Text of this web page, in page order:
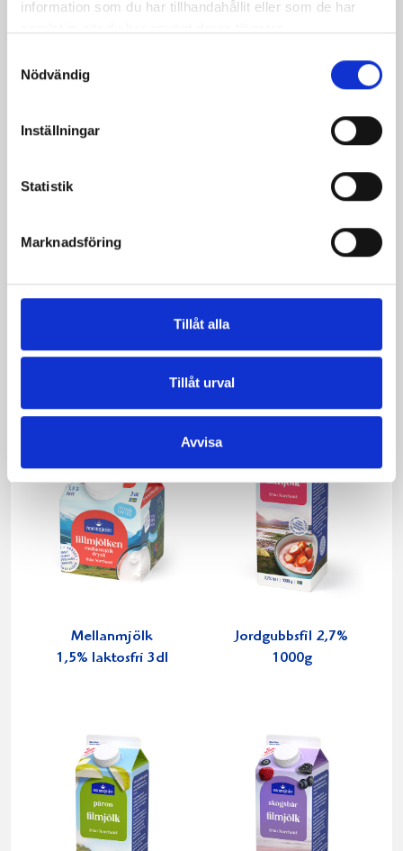
information som du har tillhandahållit eller som de har
Nödvändig
Inställningar
Statistik
Marknadsföring
Tillåt alla
Tillåt urval
Avvisa
Produkter i receptet:
Mellanmjölk
1,5% laktosfri 3dl
Jordgubbsfil 2,7%
1000g